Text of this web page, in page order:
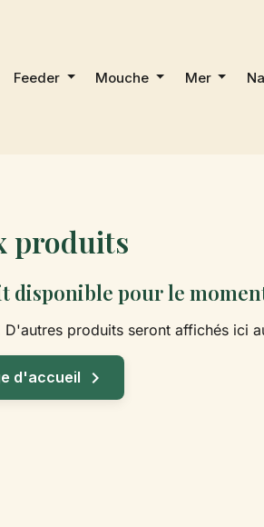
Feeder Mouche Mer
produits
disponible pour le
D'autres produits seront affichés ici
d'accueil 